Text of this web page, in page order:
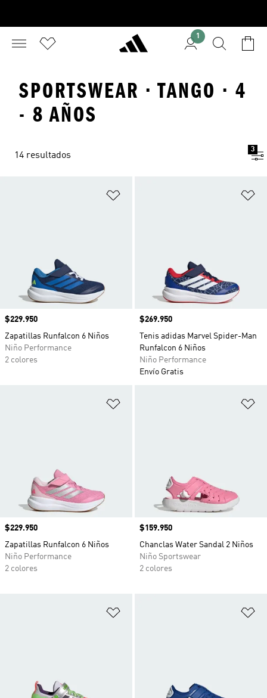
1
SPORTSWEAR · TANGO · 4
- 8 AÑOS
14 resultados
3
Precio
$229.950
Zapatillas Runfalcon 6 Niños
Niño Performance
2 colores
Precio
$269.950
Tenis adidas Marvel Spider-Man
Runfalcon 6 Niños
Niño Performance
Envío Gratis
Precio
$229.950
Zapatillas Runfalcon 6 Niños
Niño Performance
2 colores
Precio
$159.950
Chanclas Water Sandal 2 Niños
Niño Sportswear
2 colores